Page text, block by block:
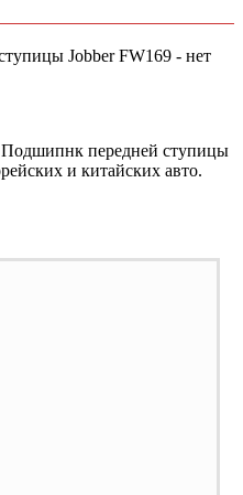
Подшипнк передней ступицы
и китайских авто.